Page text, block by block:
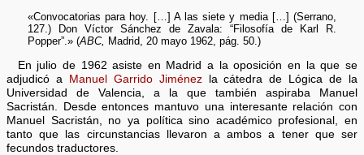
«Convocatorias para hoy. […] A las siete y media […] (Serrano,
127.) Don Víctor Sánchez de Zavala: “Filosofía de Karl R.
Popper”.» (ABC, Madrid, 20 mayo 1962, pág. 50.)
En julio de 1962 asiste en Madrid a la oposición en la que se
adjudicó a Manuel Garrido Jiménezla cátedra de Lógica de la
Universidad de Valencia, a la que también aspiraba Manuel
Sacristán. Desde entonces mantuvo una interesante relación con
Manuel Sacristán, no ya política sino académico profesional, en
tanto que las circunstancias llevaron a ambos a tener que ser
fecundos traductores.